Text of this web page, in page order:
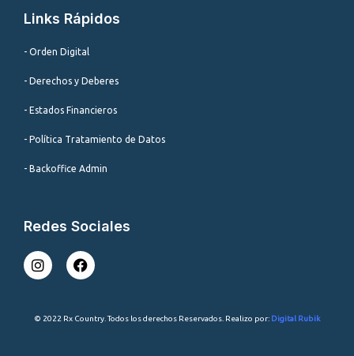
Links Rápidos
- Orden Digital
- Derechos y Deberes
- Estados Financieros
- Política Tratamiento de Datos
- Backoffice Admin
Redes Sociales
I
n
a
F
a
b
© 2022 Rx Country. Todos los derechos Reservados. Realizo por: Digital Rubik